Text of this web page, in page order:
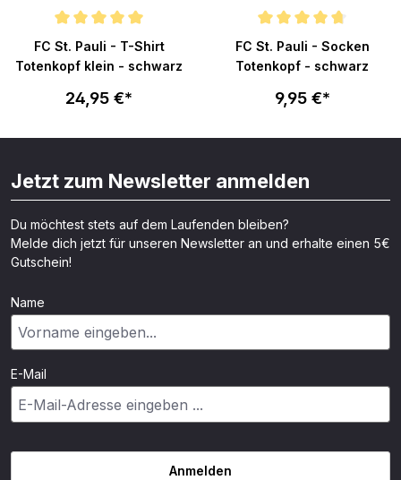
Durchschnittliche Bewertung von 5 von 5 Sternen
FC St. Pauli - T-Shirt
Totenkopf klein - schwarz
24,95 €*
Durchschnittliche Bewertung
FC St. Pauli - Socken
Totenkopf - schwarz
9,95 €*
Jetzt zum Newsletter anmelden
Du möchtest stets auf dem Laufenden bleiben?
Melde dich jetzt für unseren Newsletter an und erhalte einen 5€
Gutschein!
Name
E-Mail
Anmelden